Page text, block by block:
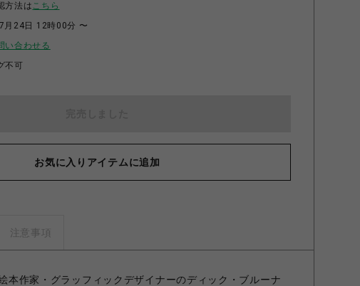
方法はこちら
月24日 12時00分 〜
い合わせる
不可
お気に入りアイテムに追加
注意事項
本作家・グラッフィックデザイナーのディック・ブルーナ